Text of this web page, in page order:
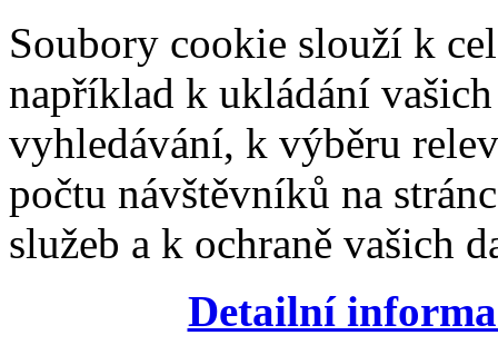
Soubory cookie slouží k
například k ukládání
vyhledávání, k výběru
počtu návštěvníků na
služeb a k ochraně vašich
Detailní